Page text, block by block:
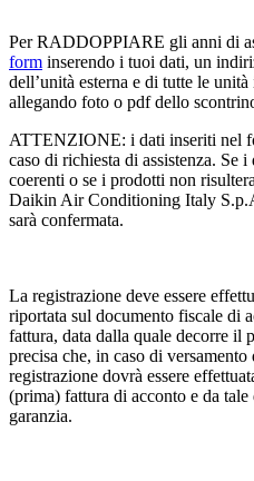
Per RADDOPPIARE gli anni di
form inserendo i tuoi dati, un
dell’unità esterna e di tutte le
allegando foto o pdf dello
ATTENZIONE: i dati inseriti nel
caso di richiesta di assistenza. Se
coerenti o se i prodotti non
Daikin Air Conditioning Italy
sarà confermata.
La registrazione deve essere
riportata sul documento fiscale di
fattura, data dalla quale decorre il
precisa che, in caso di
registrazione dovrà essere
(prima) fattura di acconto e da tale
garanzia.